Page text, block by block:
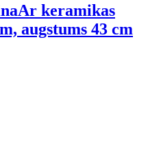
Ar keramikas
augstums 43 cm